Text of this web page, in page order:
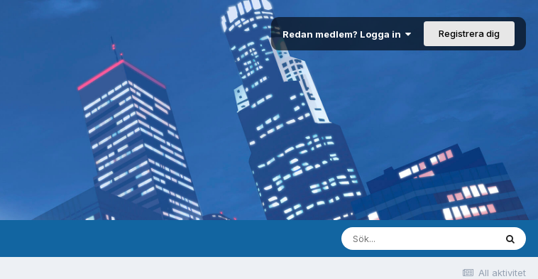
Redan medlem? Logga in Registrera dig
All aktivitet